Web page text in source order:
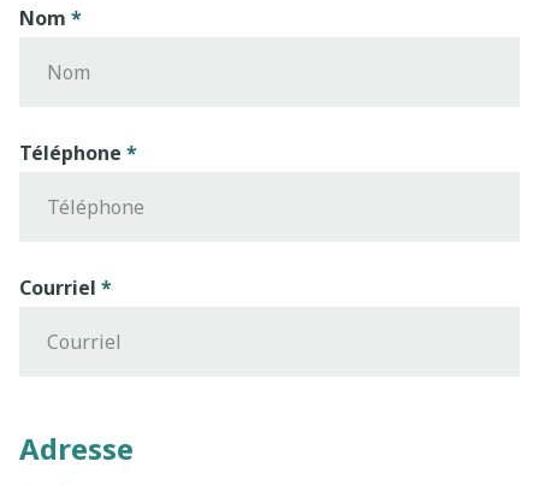
Nom
Téléphone
Courriel
Adresse